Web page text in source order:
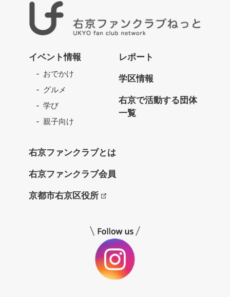
京
フ
と
イベント情報
おでかけ
グルメ
学び
親子向け
レポート
学区情報
右京で活動する団体
一覧
右京ファンクラブとは
右京ファンクラブ会員
京都市右京区役所